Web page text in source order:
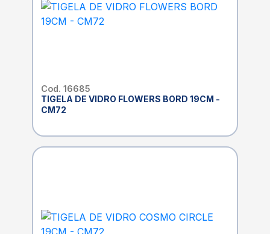
Cod. 16685
TIGELA DE VIDRO FLOWERS BORD 19CM -
CM72